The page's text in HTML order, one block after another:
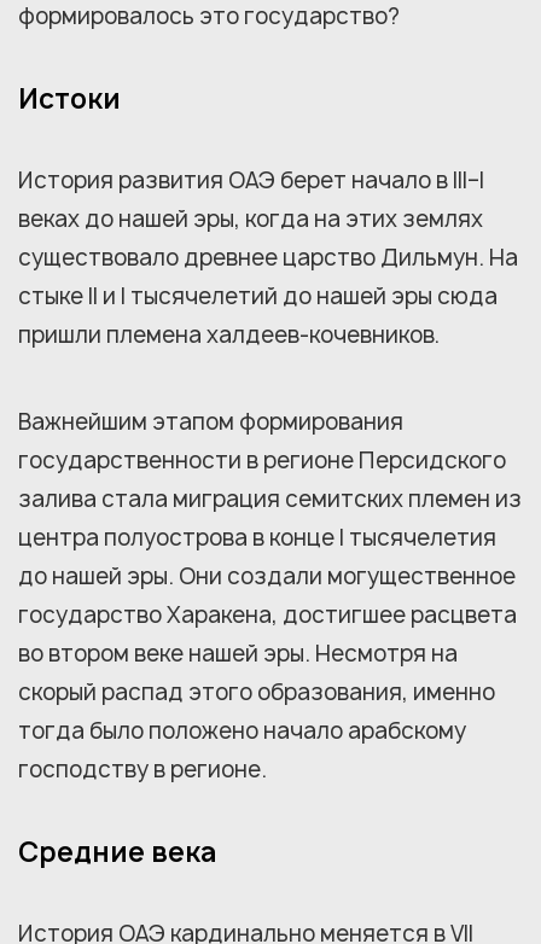
формировалось это государство?
Истоки
История развития ОАЭ берет начало в III–I
веках до нашей эры, когда на этих землях
существовало древнее царство Дильмун. На
стыке II и I тысячелетий до нашей эры сюда
пришли племена халдеев-кочевников.
Важнейшим этапом формирования
государственности в регионе Персидского
залива стала миграция семитских племен из
центра полуострова в конце I тысячелетия
до нашей эры. Они создали могущественное
государство Харакена, достигшее расцвета
во втором веке нашей эры. Несмотря на
скорый распад этого образования, именно
тогда было положено начало арабскому
господству в регионе.
Средние века
История ОАЭ кардинально меняется в VII